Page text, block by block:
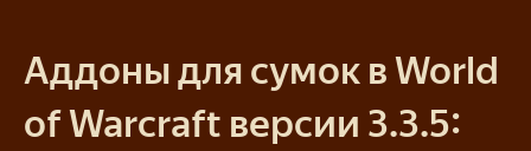
Аддоны для сумок в World
of Warcraft версии 3.3.5: